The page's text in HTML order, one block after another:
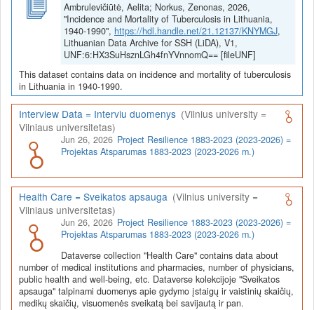
Ambrulevičiūtė, Aelita; Norkus, Zenonas, 2026,
"Incidence and Mortality of Tuberculosis in Lithuania,
1940-1990", https://hdl.handle.net/21.12137/KNYMGJ,
Lithuanian Data Archive for SSH (LiDA), V1,
UNF:6:HX3SuHsznLGh4fnYVnnomQ== [fileUNF]
This dataset contains data on incidence and mortality of tuberculosis
in Lithuania in 1940-1990.
Interview Data = Interviu duomenys (Vilnius university =
Vilniaus universitetas)
Jun 26, 2026 Project Resilience 1883-2023 (2023-2026) =
Projektas Atsparumas 1883-2023 (2023-2026 m.)
Health Care = Sveikatos apsauga (Vilnius university =
Vilniaus universitetas)
Jun 26, 2026 Project Resilience 1883-2023 (2023-2026) =
Projektas Atsparumas 1883-2023 (2023-2026 m.)
Dataverse collection "Health Care" contains data about
number of medical institutions and pharmacies, number of physicians,
public health and well-being, etc. Dataverse kolekcijoje "Sveikatos
apsauga" talpinami duomenys apie gydymo įstaigų ir vaistinių skaičių,
medikų skaičių, visuomenės sveikatą bei savijautą ir pan.